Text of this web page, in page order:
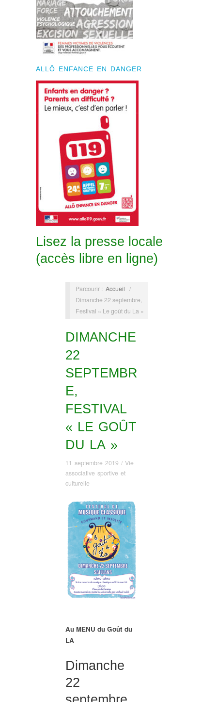
ALLÔ ENFANCE EN DANGER
Lisez la presse locale
(accès libre en ligne)
Parcourir : Accueil /
Dimanche 22 septembre,
Festival « Le goût du La »
DIMANCHE
22
SEPTEMBR
E,
FESTIVAL
« LE GOÛT
DU LA »
11 septembre 2019 / Vie
associative sportive et
culturelle
Au MENU du Goût du
LA
Dimanche
22